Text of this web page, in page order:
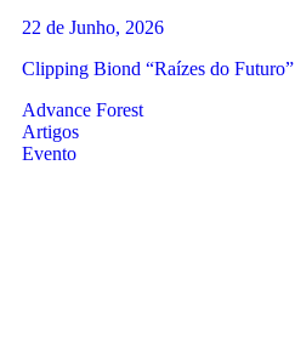
22 de Junho, 2026
Clipping Biond “Raízes do Futuro”
Advance Forest
Artigos
Evento